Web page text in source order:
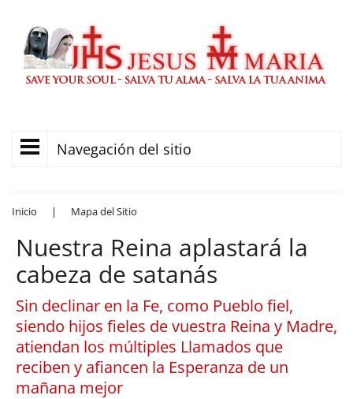
Navegación del sitio
Inicio | Mapa del Sitio
Nuestra Reina aplastará la
cabeza de satanás
Sin declinar en la Fe, como Pueblo fiel,
siendo hijos fieles de vuestra Reina y Madre,
atiendan los múltiples Llamados que
reciben y afiancen la Esperanza de un
mañana mejor